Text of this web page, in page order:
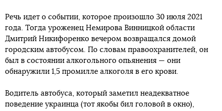
Речь идет о событии, которое произошло 30 июля 2021
года. Тогда уроженец Немирова Винницкой области
Дмитрий Никифоренко вечером возвращался домой
городским автобусом. По словам правоохранителей, он
был в состоянии алкогольного опьянения — они
обнаружили 1,5 промилле алкоголя в его крови.
Водитель автобуса, который заметил неадекватное
поведение украинца (тот якобы бил головой в окно),